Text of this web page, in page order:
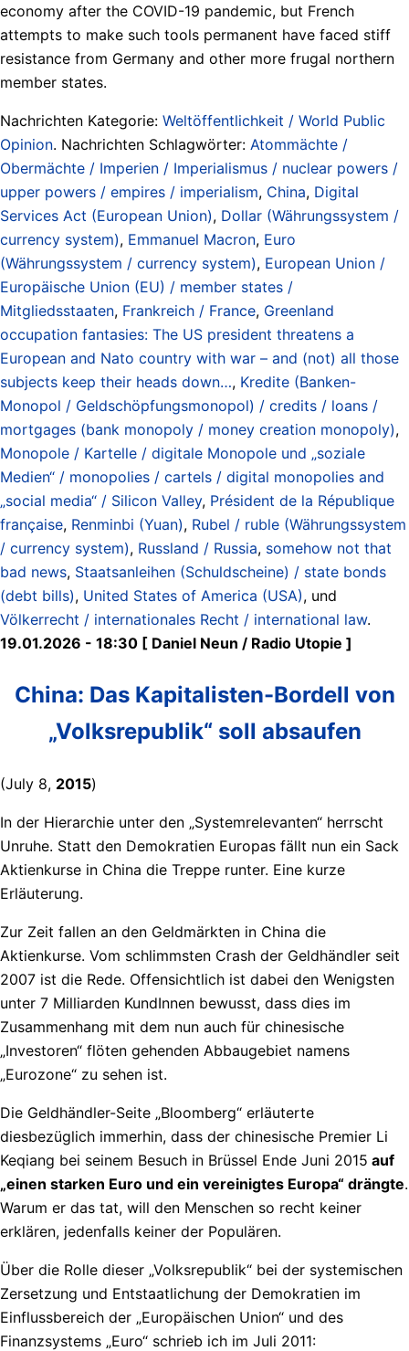
economy after the COVID-19 pandemic, but French
attempts to make such tools permanent have faced stiff
resistance from Germany and other more frugal northern
member states.
Nachrichten Kategorie: Weltöffentlichkeit / World Public
Opinion. Nachrichten Schlagwörter: Atommächte /
Obermächte / Imperien / Imperialismus / nuclear powers /
upper powers / empires / imperialism, China, Digital
Services Act (European Union), Dollar (Währungssystem /
currency system), Emmanuel Macron, Euro
(Währungssystem / currency system), European Union /
Europäische Union (EU) / member states /
Mitgliedsstaaten, Frankreich / France, Greenland
occupation fantasies: The US president threatens a
European and Nato country with war – and (not) all those
subjects keep their heads down…, Kredite (Banken-
Monopol / Geldschöpfungsmonopol) / credits / loans /
mortgages (bank monopoly / money creation monopoly),
Monopole / Kartelle / digitale Monopole und „soziale
Medien“ / monopolies / cartels / digital monopolies and
„social media“ / Silicon Valley, Président de la République
française, Renminbi (Yuan), Rubel / ruble (Währungssystem
/ currency system), Russland / Russia, somehow not that
bad news, Staatsanleihen (Schuldscheine) / state bonds
(debt bills), United States of America (USA), und
Völkerrecht / internationales Recht / international law.
19.01.2026 - 18:30 [ Daniel Neun / Radio Utopie ]
China: Das Kapitalisten-Bordell von
„Volksrepublik“ soll absaufen
(July 8, 2015)
In der Hierarchie unter den „Systemrelevanten“ herrscht
Unruhe. Statt den Demokratien Europas fällt nun ein Sack
Aktienkurse in China die Treppe runter. Eine kurze
Erläuterung.
Zur Zeit fallen an den Geldmärkten in China die
Aktienkurse. Vom schlimmsten Crash der Geldhändler seit
2007 ist die Rede. Offensichtlich ist dabei den Wenigsten
unter 7 Milliarden KundInnen bewusst, dass dies im
Zusammenhang mit dem nun auch für chinesische
„Investoren“ flöten gehenden Abbaugebiet namens
„Eurozone“ zu sehen ist.
Die Geldhändler-Seite „Bloomberg“ erläuterte
diesbezüglich immerhin, dass der chinesische Premier Li
Keqiang bei seinem Besuch in Brüssel Ende Juni 2015 auf
„einen starken Euro und ein vereinigtes Europa“ drängte.
Warum er das tat, will den Menschen so recht keiner
erklären, jedenfalls keiner der Populären.
Über die Rolle dieser „Volksrepublik“ bei der systemischen
Zersetzung und Entstaatlichung der Demokratien im
Einflussbereich der „Europäischen Union“ und des
Finanzsystems „Euro“ schrieb ich im Juli 2011: